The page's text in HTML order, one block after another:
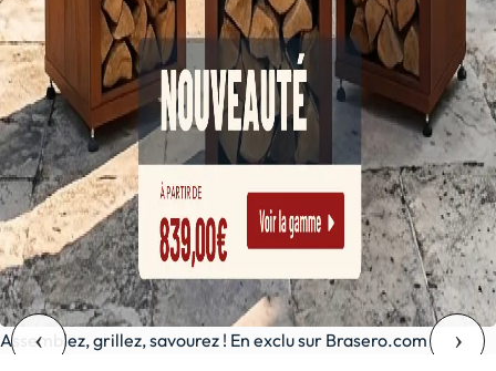
Assemblez, grillez, savourez ! En exclu sur Brasero.com